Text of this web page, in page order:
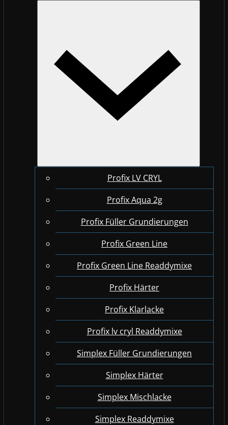
Profix LV CRYL
Profix Aqua 2g
Profix Füller Grundierungen
Profix Green Line
Profix Green Line Readdymixe
Profix Härter
Profix Klarlacke
Profix lv cryl Readdymixe
Simplex Füller Grundierungen
Simplex Härter
Simplex Mischlacke
Simplex Readdymixe